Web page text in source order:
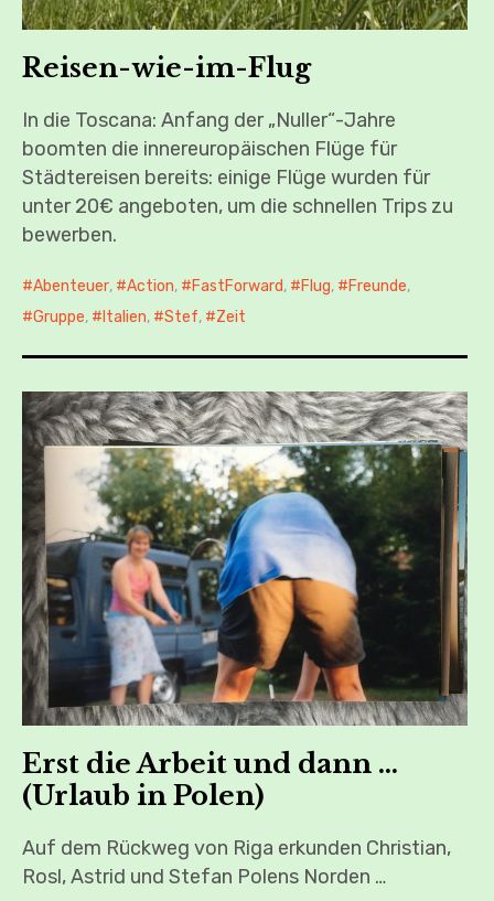
Reisen-wie-im-Flug
In die Toscana: Anfang der „Nuller“-Jahre
boomten die innereuropäischen Flüge für
Städtereisen bereits: einige Flüge wurden für
unter 20€ angeboten, um die schnellen Trips zu
bewerben.
Abenteuer, Action, FastForward, Flug, Freunde,
Gruppe, Italien, Stef, Zeit
Erst die Arbeit und dann …
(Urlaub in Polen)
Auf dem Rückweg von Riga erkunden Christian,
Rosl, Astrid und Stefan Polens Norden …